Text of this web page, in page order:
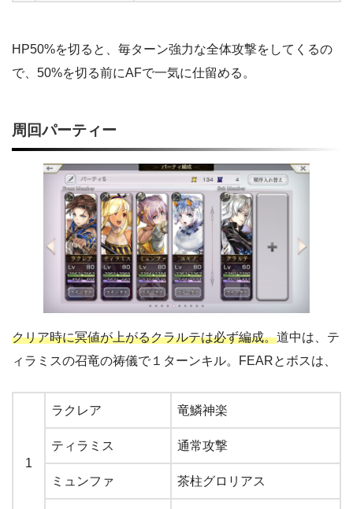
HP50%を切ると、毎ターン強力な全体攻撃をしてくるの
で、50%を切る前にAFで一気に仕留める。
周回パーティー
クリア時に冥値が上がるクラルテは必ず編成。道中は、テ
ィラミスの召竜の祷儀で１ターンキル。FEARとボスは、
1
ラクレア 竜鱗神楽
ティラミス 通常攻撃
ミュンファ 茶柱グロリアス